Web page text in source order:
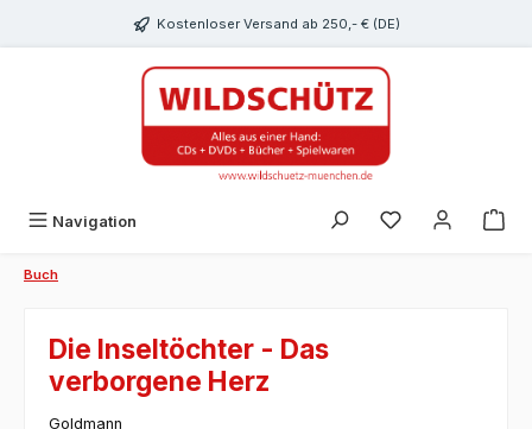
Kostenloser Versand ab 250,- € (DE)
Navigation Du hast 0
Buch
Die Inseltöchter - Das
verborgene Herz
Goldmann